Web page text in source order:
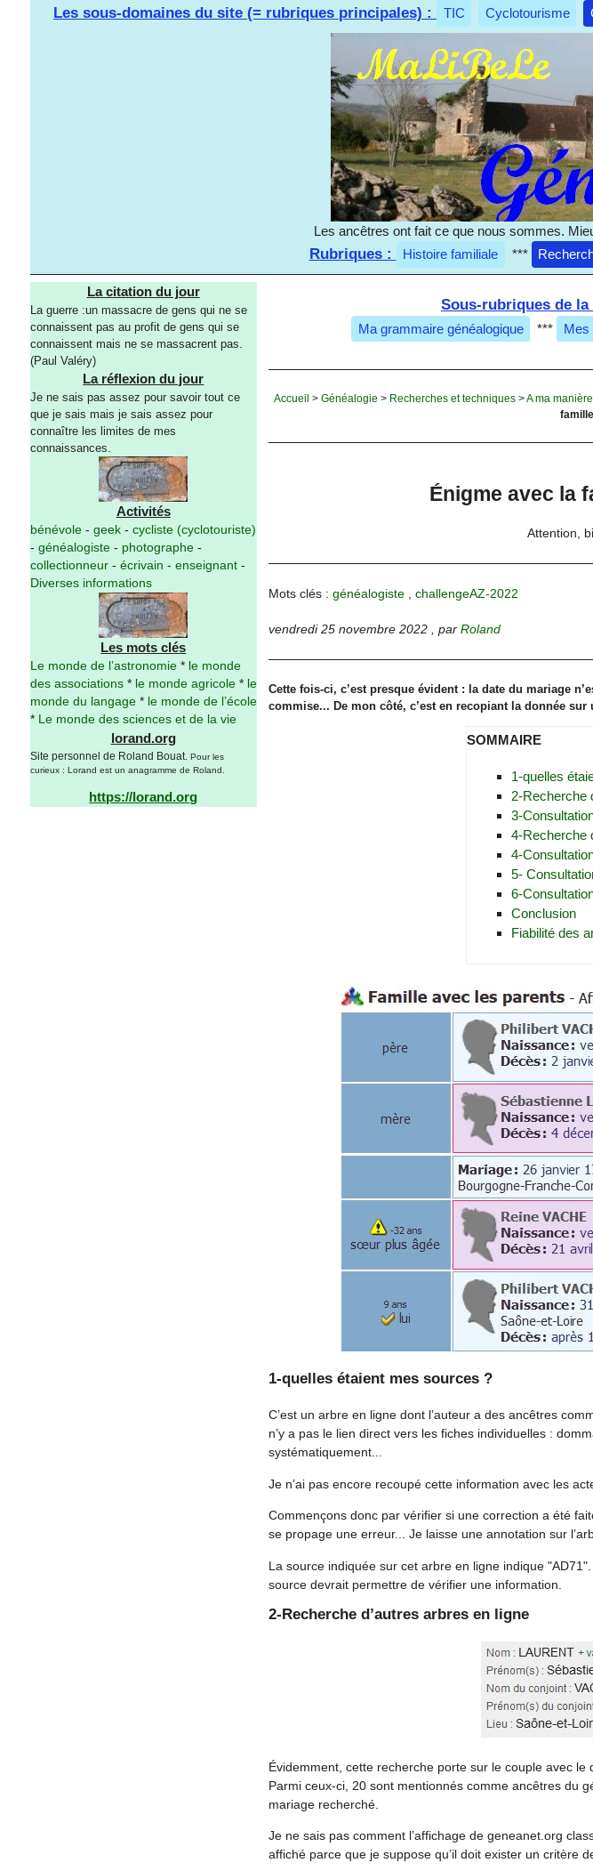
Les sous-domaines du site (= rubriques principales) : TIC Cyclotourisme
Les ancêtres ont fait ce que nous sommes.
Rubriques : Histoire familiale ***
La citation du jour
La guerre :un massacre de gens qui ne se
connaissent pas au profit de gens qui se
connaissent mais ne se massacrent pas.
(Paul Valéry)
La réflexion du jour
Je ne sais pas assez pour savoir tout ce
que je sais mais je sais assez pour
connaître les limites de mes
connaissances.
Activités
bénévole- geek- cycliste (cyclotouriste)
- généalogiste- photographe-
collectionneur- écrivain - enseignant-
Diverses informations
Les mots clés
Le monde de l’astronomie* le monde
des associations* le monde agricole* le
monde du langage* le monde de l’école
*
Le monde des sciences et de la vie
lorand.org
Site personnel de Roland Bouat. Pour les
curieux : Lorand est un anagramme de Roland.
https://lorand.org
Sous-rubriques de
Ma grammaire généalogique *** Mes
Accueil >Généalogie > Recherches et techniques >A ma manière
Énigme avec la
Attention,
Mots clés : généalogiste, challengeAZ-2022
vendredi 25 novembre 2022 , par Roland
Cette fois-ci, c’est presque évident : la date du mariage
commise... De mon côté, c’est en recopiant la donnée
SOMMAIRE
1-quelles
2-Recherche
3-
4-Recherche
4-
5-
6-
Conclusion
Fiabilité des
1-quelles étaient mes sources ?
C’est un arbre en ligne dont l’auteur a des ancêtres
n’y a pas le lien direct vers les fiches individuelles :
systématiquement...
Je n’ai pas encore recoupé cette information avec les
Commençons donc par vérifier si une correction a été
se propage une erreur... Je laisse une annotation sur
La source indiquée sur cet arbre en ligne indique
source devrait permettre de vérifier une information.
2-Recherche d’autres arbres en ligne
Évidemment, cette recherche porte sur le couple avec
Parmi ceux-ci, 20 sont mentionnés comme ancêtres du
mariage recherché.
Je ne sais pas comment l’affichage de geneanet.org
affiché parce que je suppose qu’il doit exister un critère